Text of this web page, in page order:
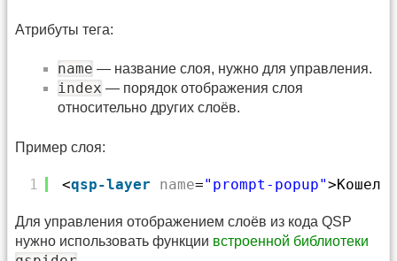
Атрибуты тега:
name — название слоя, нужно для управления.
index — порядок отображения слоя
относительно других слоёв.
Пример слоя:
1 <qsp-layer name="prompt-popup"
Для управления отображением слоёв из кода QSP
нужно использовать функции встроенной библиотеки